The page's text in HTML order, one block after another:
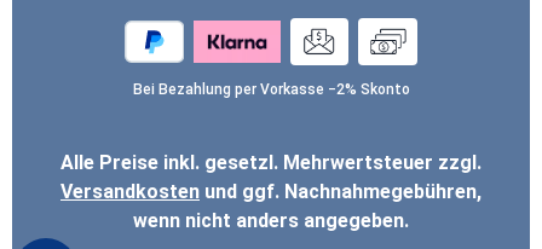
Bei Bezahlung per Vorkasse −2% Skonto
Alle Preise inkl. gesetzl. Mehrwertsteuer zzgl.
Versandkosten und ggf. Nachnahmegebühren,
wenn nicht anders angegeben.